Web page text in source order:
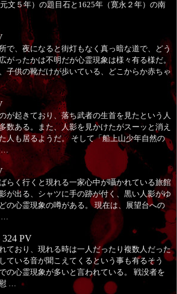
文５年）の題目石と1625年（寛永２年）の南
で、夜になると街灯もなく真っ暗な道で、どう
がったかは不明だが心霊現象は様々有る様だ。
子供の靴だけが歩いている、どこからか赤ちゃ
が起きており、落ち武者の生首を見たという人
数ある。また、人影を見かけたがスーッと消え
人も居るようだ。 そして「船上山少年自然の
…
らく行くと現れる一家心中が囁かれている旅館
が出る、シャツに手の跡が付く、黒い人影がゆ
の心霊現象の噂がある。 現在は、展望台への
…
324 PV
ており、現れる時は一人だったり複数人だった
ている音が聞こえてくるという事も有るそう
の心霊現象が多いと言われている。 戦没者を
…